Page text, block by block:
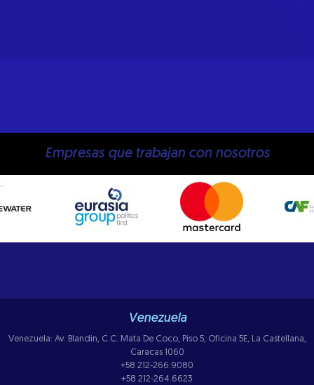
Empresas que trabajan con nosotros
Venezuela
Venezuela: Av. Blandin, C.C. Mata De Coco, Piso 5, Oficina 5E, La Castellana,
Caracas 1060
+58 212-266.9080
+58 212-264.6623